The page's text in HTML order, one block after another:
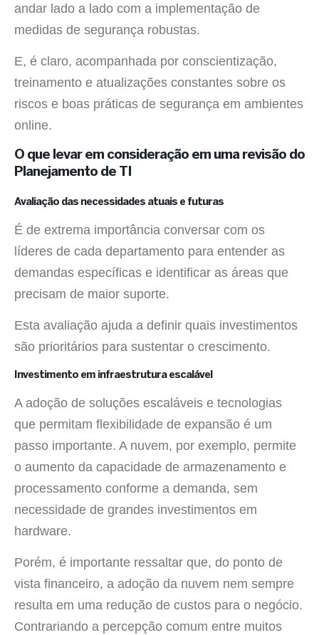
andar lado a lado com a implementação de
medidas de segurança robustas.
E, é claro, acompanhada por conscientização,
treinamento e atualizações constantes sobre os
riscos e boas práticas de segurança em ambientes
online.
O que levar em consideração em uma revisão do
Planejamento de TI
Avaliação das necessidades atuais e futuras
É de extrema importância conversar com os
líderes de cada departamento para entender as
demandas específicas e identificar as áreas que
precisam de maior suporte.
Esta avaliação ajuda a definir quais investimentos
são prioritários para sustentar o crescimento.
Investimento em infraestrutura escalável
A adoção de soluções escaláveis e tecnologias
que permitam flexibilidade de expansão é um
passo importante. A nuvem, por exemplo, permite
o aumento da capacidade de armazenamento e
processamento conforme a demanda, sem
necessidade de grandes investimentos em
hardware.
Porém, é importante ressaltar que, do ponto de
vista financeiro, a adoção da nuvem nem sempre
resulta em uma redução de custos para o negócio.
Contrariando a percepção comum entre muitos